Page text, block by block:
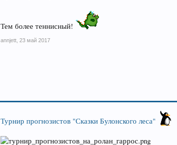
Тем более теннисный!
annjett 23 май 2017
Турнир прогнозистов "Сказки Булонского леса"